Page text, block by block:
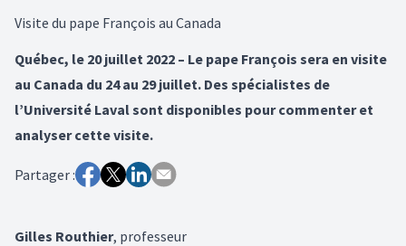
Visite du pape François au Canada
Québec, le 20 juillet 2022 – Le pape François sera en visite
au Canada du 24 au 29 juillet. Des spécialistes de
l’Université Laval sont disponibles pour commenter et
analyser cette visite.
Partager :
Gilles Routhier, professeur